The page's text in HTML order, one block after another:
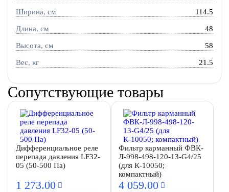
Ширина, см 114.5
Длина, см 48
Высота, см 58
Вес, кг 21.5
Сопутствующие товары
Дифференциальное реле
перепада давления LF32-
05 (50-500 Па)
1 273.00
Фильтр карманный ФВК-
Л-998-498-120-13-G4/25
(для К-10050;
компактный)
4 059.00